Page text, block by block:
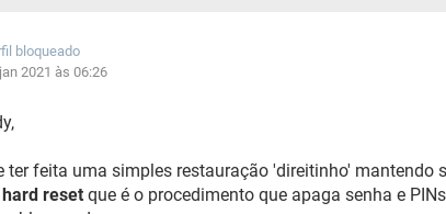
bloqueado
2021 às 06:26
ter feita uma simples restauração 'direitinho' mantendo
hard reset que é o procedimento que apaga senha e